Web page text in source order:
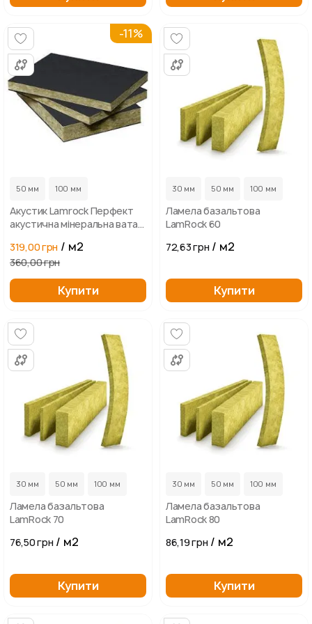
-11%
50 мм 100 мм
Акустик Lamrock Перфект
акустична мінеральна вата
319,00 грн / м2
360,00 грн
Купити
30 мм 50 мм 100 мм
Ламела базальтова
LamRock 60
72,63 грн / м2
Купити
30 мм 50 мм 100 мм
Ламела базальтова
LamRock 70
76,50 грн / м2
Купити
30 мм 50 мм 100 мм
Ламела базальтова
LamRock 80
86,19 грн / м2
Купити